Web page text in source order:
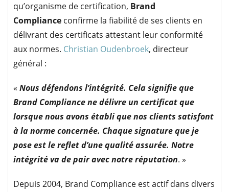
qu’organisme de certification, Brand
Compliance confirme la fiabilité de ses clients en
délivrant des certificats attestant leur conformité
aux normes. Christian Oudenbroek, directeur
général :
« Nous défendons l’intégrité. Cela signifie que
Brand Compliance ne délivre un certificat que
lorsque nous avons établi que nos clients satisfont
à la norme concernée. Chaque signature que je
pose est le reflet d’une qualité assurée. Notre
intégrité va de pair avec notre réputation. »
Depuis 2004, Brand Compliance est actif dans divers